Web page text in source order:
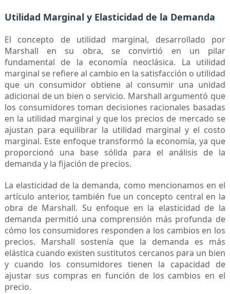
Utilidad Marginal y Elasticidad de la Demanda
El concepto de utilidad marginal, desarrollado por
Marshall en su obra, se convirtió en un pilar
fundamental de la economía neoclásica. La utilidad
marginal se refiere al cambio en la satisfacción o utilidad
que un consumidor obtiene al consumir una unidad
adicional de un bien o servicio. Marshall argumentó que
los consumidores toman decisiones racionales basadas
en la utilidad marginal y que los precios de mercado se
ajustan para equilibrar la utilidad marginal y el costo
marginal. Este enfoque transformó la economía, ya que
proporcionó una base sólida para el análisis de la
demanda y la fijación de precios.
La elasticidad de la demanda, como mencionamos en el
artículo anterior, también fue un concepto central en la
obra de Marshall. Su enfoque en la elasticidad de la
demanda permitió una comprensión más profunda de
cómo los consumidores responden a los cambios en los
precios. Marshall sostenía que la demanda es más
elástica cuando existen sustitutos cercanos para un bien
y cuando los consumidores tienen la capacidad de
ajustar sus compras en función de los cambios en el
precio.